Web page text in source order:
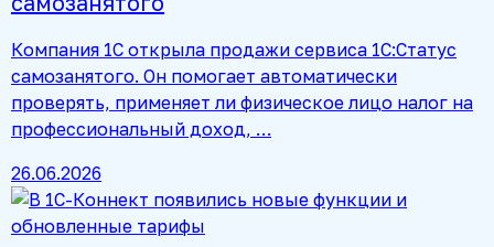
Компания 1С открыла продажи сервиса 1С:Статус
самозанятого. Он помогает автоматически
проверять, применяет ли физическое лицо налог на
профессиональный доход, …
26.06.2026